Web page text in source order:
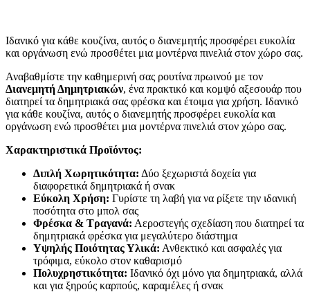
Ιδανικό για κάθε κουζίνα, αυτός ο διανεμητής προσφέρει ευκολία
και οργάνωση ενώ προσθέτει μια μοντέρνα πινελιά στον χώρο σας.
Αναβαθμίστε την καθημερινή σας ρουτίνα πρωινού με τον
Διανεμητή Δημητριακών, ένα πρακτικό και κομψό αξεσουάρ που
διατηρεί τα δημητριακά σας φρέσκα και έτοιμα για χρήση. Ιδανικό
για κάθε κουζίνα, αυτός ο διανεμητής προσφέρει ευκολία και
οργάνωση ενώ προσθέτει μια μοντέρνα πινελιά στον χώρο σας.
Χαρακτηριστικά Προϊόντος:
Διπλή Χωρητικότητα: Δύο ξεχωριστά δοχεία για
διαφορετικά δημητριακά ή σνακ
Εύκολη Χρήση: Γυρίστε τη λαβή για να ρίξετε την ιδανική
ποσότητα στο μπολ σας
Φρέσκα & Τραγανά: Αεροστεγής σχεδίαση που διατηρεί τα
δημητριακά φρέσκα για μεγαλύτερο διάστημα
Υψηλής Ποιότητας Υλικά: Ανθεκτικό και ασφαλές για
τρόφιμα, εύκολο στον καθαρισμό
Πολυχρηστικότητα: Ιδανικό όχι μόνο για δημητριακά, αλλά
και για ξηρούς καρπούς, καραμέλες ή σνακ